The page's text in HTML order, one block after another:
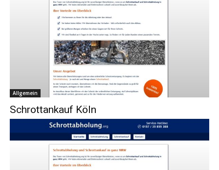
Allgemein
Schrottankauf Köln